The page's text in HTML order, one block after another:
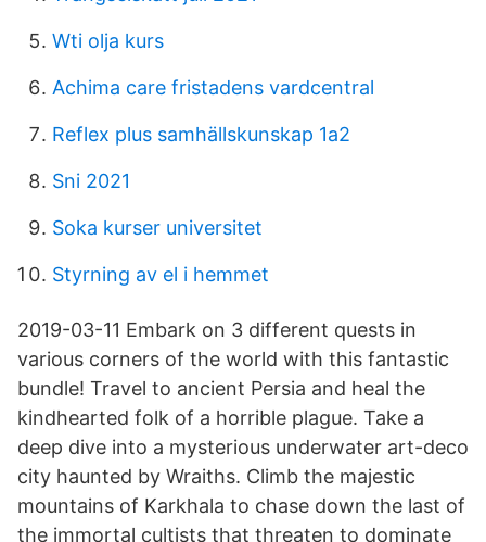
Wti olja kurs
Achima care fristadens vardcentral
Reflex plus samhällskunskap 1a2
Sni 2021
Soka kurser universitet
Styrning av el i hemmet
2019-03-11 Embark on 3 different quests in
various corners of the world with this fantastic
bundle! Travel to ancient Persia and heal the
kindhearted folk of a horrible plague. Take a
deep dive into a mysterious underwater art-deco
city haunted by Wraiths. Climb the majestic
mountains of Karkhala to chase down the last of
the immortal cultists that threaten to dominate